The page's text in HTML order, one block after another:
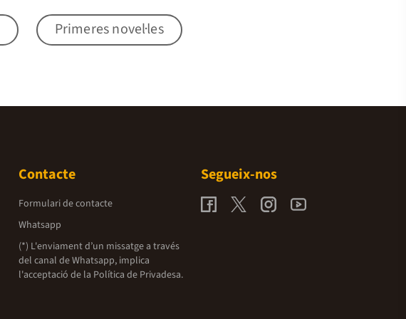
Primeres novel·les
Contacte
Formulari de contacte
Whatsapp
(*) L'enviament d’un missatge a través
del canal de Whatsapp, implica
l'acceptació de la Política de Privadesa.
Segueix-nos